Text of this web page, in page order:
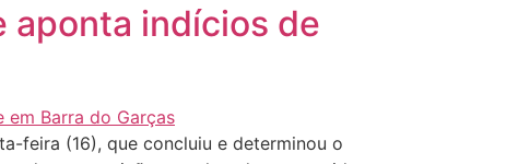
aponta indícios de
feira (16), que concluiu e determinou o